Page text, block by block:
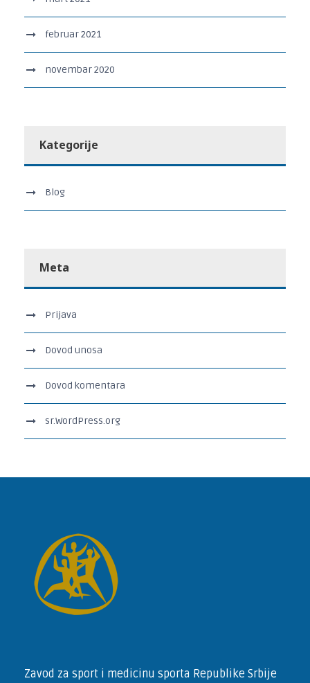
februar 2021
novembar 2020
Kategorije
Blog
Meta
Prijava
Dovod unosa
Dovod komentara
sr.WordPress.org
Zavod za sport i medicinu sporta Republike Srbije